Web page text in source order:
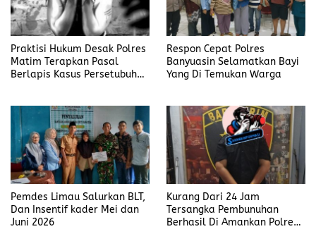
Praktisi Hukum Desak Polres
Matim Terapkan Pasal
Berlapis Kasus Persetubuhan
Respon Cepat Polres
Banyuasin Selamatkan Bayi
Yang Di Temukan Warga
Pemdes Limau Salurkan BLT,
Dan Insentif kader Mei dan
Juni 2026
Kurang Dari 24 Jam
Tersangka Pembunuhan
Berhasil Di Amankan Polres